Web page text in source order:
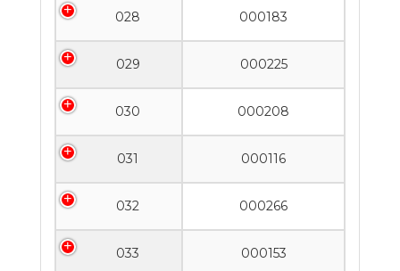
028 000183
029 000225
030 000208
031 000116
032 000266
033 000153